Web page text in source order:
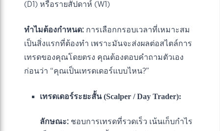
(D1) หรือรายสัปดาห์ (W1)
ทำไมต้องกำหนด: การเลือกกรอบเวลาที่เหมาะสม
เป็นสิ่งแรกที่ต้องทำ เพราะมันจะส่งผลต่อสไตล์การ
เทรดของคุณโดยตรง คุณต้องตอบคำถามตัวเอง
ก่อนว่า “คุณเป็นเทรดเดอร์แบบไหน?”
เทรดเดอร์ระยะสั้น (Scalper / Day Trader):
ลักษณะ: ชอบการเทรดที่รวดเร็ว เน้นเก็บกำไร